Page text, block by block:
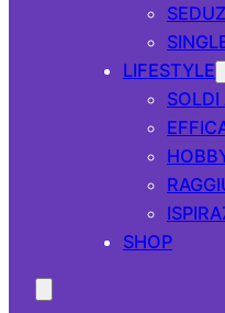
LIFESTYLE
SHOP